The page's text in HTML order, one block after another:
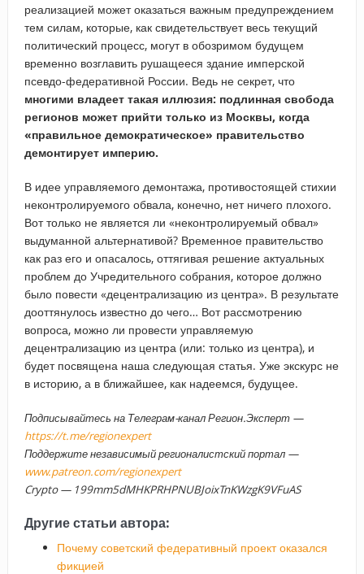
реализацией может оказаться важным предупреждением
тем силам, которые, как свидетельствует весь текущий
политический процесс, могут в обозримом будущем
временно возглавить рушащееся здание имперской
псевдо-федеративной России. Ведь не секрет, что
многими владеет такая иллюзия: подлинная свобода
регионов может прийти только из Москвы, когда
«правильное демократическое» правительство
демонтирует империю.
В идее управляемого демонтажа, противостоящей стихии
неконтролируемого обвала, конечно, нет ничего плохого.
Вот только не является ли «неконтролируемый обвал»
выдуманной альтернативой? Временное правительство
как раз его и опасалось, оттягивая решение актуальных
проблем до Учредительного собрания, которое должно
было повести «децентрализацию из центра». В результате
дооттянулось известно до чего… Вот рассмотрению
вопроса, можно ли провести управляемую
децентрализацию из центра (или: только из центра), и
будет посвящена наша следующая статья. Уже экскурс не
в историю, а в ближайшее, как надеемся, будущее.
Подписывайтесь на Телеграм-канал Регион.Эксперт —
https://t.me/regionexpert
Поддержите независимый регионалистский портал —
www.patreon.com/regionexpert
Crypto — 199mm5dMHKPRHPNUBJoixTnKWzgK9VFuAS
Другие статьи автора:
Почему советский федеративный проект оказался
фикцией